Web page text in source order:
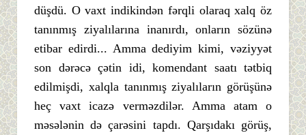
düşdü. O vaxt indikindən fərqli olaraq xalq öz
tanınmış ziyalılarına inanırdı, onların sözünə
etibar edirdi... Amma dediyim kimi, vəziyyət
son dərəcə çətin idi, komendant saatı tətbiq
edilmişdi, xalqla tanınmış ziyalıların görüşünə
heç vaxt icazə verməzdilər. Amma atam o
məsələnin də çarəsini tapdı. Qarşıdakı görüş,